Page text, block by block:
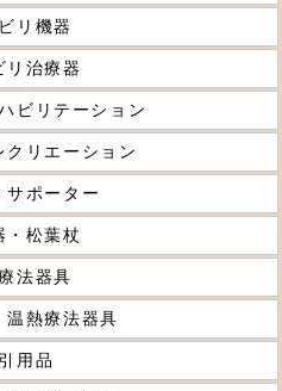
リ機器
リ治療器
ビリテーション
クリエーション
サポーター
・松葉杖
法器具
温熱療法器具
用品